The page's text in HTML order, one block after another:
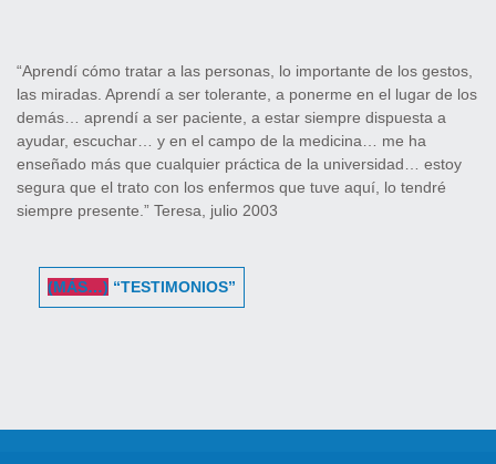
Cargar más...
“Aprendí cómo tratar a las personas, lo importante de los gestos,
las miradas. Aprendí a ser tolerante, a ponerme en el lugar de los
demás… aprendí a ser paciente, a estar siempre dispuesta a
ayudar, escuchar… y en el campo de la medicina… me ha
enseñado más que cualquier práctica de la universidad… estoy
segura que el trato con los enfermos que tuve aquí, lo tendré
siempre presente.” Teresa, julio 2003
(MÁS…) “TESTIMONIOS”